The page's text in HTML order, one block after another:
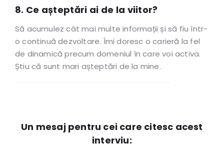
8. Ce așteptări ai de la viitor?
Să acumulez cât mai multe informații și să fiu într-
o continuă dezvoltare. Îmi doresc o carieră la fel
de dinamică precum domeniul în care voi activa.
Știu că sunt mari așteptări de la mine.
Un mesaj pentru cei care citesc acest
interviu: